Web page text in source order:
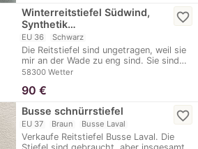
Winterreitstiefel Südwind,
Synthetik…
EU 36 Schwarz
Die Reitstiefel sind ungetragen, weil sie
mir an der Wade zu eng sind. Sie sind…
58300 Wetter
favorite_border
90 €
Busse schnürrstiefel
EU 37 Braun Busse Laval
Verkaufe Reitstiefel Busse Laval. Die
favorite_border